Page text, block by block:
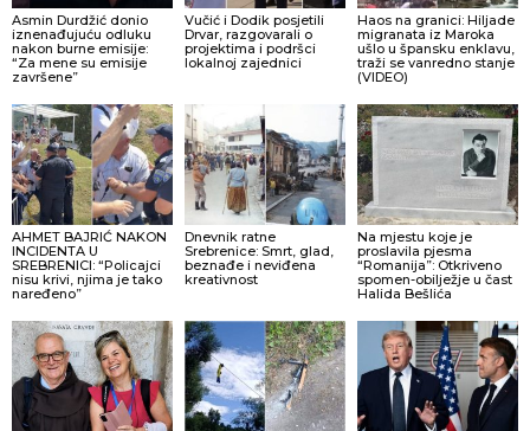
Asmin Durdžić donio
iznenađujuću odluku
nakon burne emisije:
“Za mene su emisije
završene”
Vučić i Dodik posjetili
Drvar, razgovarali o
projektima i podršci
lokalnoj zajednici
Haos na granici: Hiljade
migranata iz Maroka
ušlo u špansku enklavu,
traži se vanredno stanje
(VIDEO)
AHMET BAJRIĆ NAKON
INCIDENTA U
SREBRENICI: “Policajci
nisu krivi, njima je tako
naređeno”
Dnevnik ratne
Srebrenice: Smrt, glad,
beznađe i neviđena
kreativnost
Na mjestu koje je
proslavila pjesma
“Romanija”: Otkriveno
spomen-obilježje u čast
Halida Bešlića